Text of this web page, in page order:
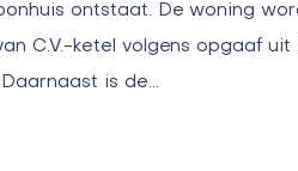
ontstaat. De woning
C.V.-ketel volgens opgaaf uit
is de…